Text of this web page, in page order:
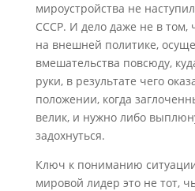
мироустройства не
СССР. И дело даже не в том,
на внешней политике,
вмешательства повсюду,
руки, в результате чего
положении, когда
велик, и нужно либо
задохнуться.
Ключ к пониманию
мировой лидер это не тот,